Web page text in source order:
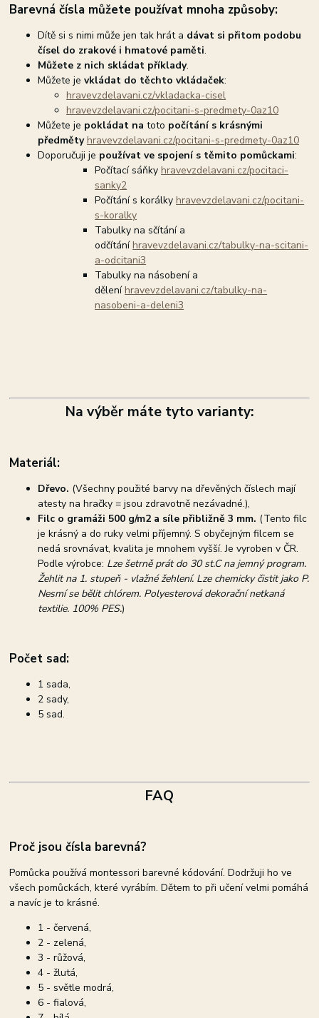
Barevná čísla můžete používat mnoha způsoby:
Dítě si s nimi může jen tak hrát a dávat si přitom podobu
čísel do zrakové i hmatové paměti.
Můžete z nich skládat příklady.
Můžete jevkládat do těchto vkládaček:
hravevzdelavani.cz/vkladacka-cisel
hravevzdelavani.cz/pocitani-s-predmety-0az10
Můžete je pokládat na toto počítání s krásnými
předmětyhravevzdelavani.cz/pocitani-s-predmety-0az10
Doporučuji je používat ve spojení s těmito pomůckami:
Počítací sáňkyhravevzdelavani.cz/pocitaci-
sanky2
Počítání s korálkyhravevzdelavani.cz/pocitani-
s-koralky
Tabulky na sčítání a
odčítáníhravevzdelavani.cz/tabulky-na-scitani-
a-odcitani3
Tabulky na násobení a
děleníhravevzdelavani.cz/tabulky-na-
nasobeni-a-deleni3
Na výběr máte tyto varianty:
Materiál:
Dřevo. (Všechny použité barvy na dřevěných číslech mají
atesty na hračky = jsou zdravotně nezávadné.),
Filc o gramáži 500 g/m2 a síle přibližně 3 mm. (Tento filc
je krásný a do ruky velmi příjemný. S obyčejným filcem se
nedá srovnávat, kvalita je mnohem vyšší. Je vyroben v ČR.
Podle výrobce: Lze šetrně prát do 30 st.C na jemný program.
Žehlit na 1. stupeň - vlažné žehlení. Lze chemicky čistit jako P.
Nesmí se bělit chlórem. Polyesterová dekorační netkaná
textilie. 100% PES.)
Počet sad:
1 sada,
2 sady,
5 sad.
FAQ
Proč jsou čísla barevná?
Pomůcka používá montessori barevné kódování. Dodržuji ho ve
všech pomůckách, které vyrábím. Dětem to při učení velmi pomáhá
a navíc je to krásné.
1 - červená,
2 - zelená,
3 - růžová,
4 - žlutá,
5 - světle modrá,
6 - fialová,